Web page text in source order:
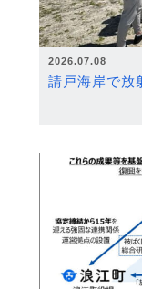
2026.07.08
請戸海岸で放